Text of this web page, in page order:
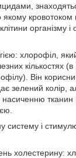
кровотоком
організму і
хлорофіл,
кількостях
Він
зелений колір,
насиченню
систему і
холестерину: